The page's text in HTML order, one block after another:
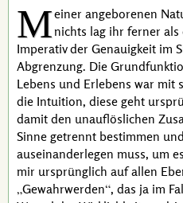
Meiner angeborenen
nichts lag ihr ferner
Imperativ der Genauigkeit im
Abgrenzung. Die
Lebens und Erlebens war mit
die Intuition, diese geht
damit den unauflöslichen
Sinne getrennt bestimmen
auseinanderlegen muss, um
mir ursprünglich auf allen
Gewahrwerden , das ja im